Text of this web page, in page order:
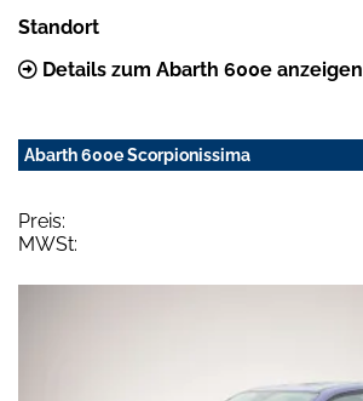
Standort
Details zum Abarth 600e anzeigen
Abarth 600e Scorpionissima
Preis:
MWSt: